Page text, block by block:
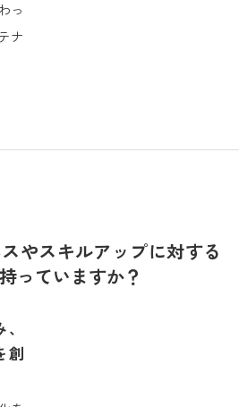
っ
ナ
やスキルアップに対する
っていますか？
創